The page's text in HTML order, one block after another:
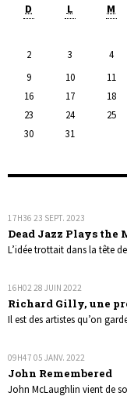
D L M
2
3 4
9
10 11
16
17 18
23
24 25
30
31
17H36 23 SEPT. 2023
Dead Jazz Plays the
L’idée trottait dans la tête
16H02 28 JUIN 2022
Richard Gilly, une
Il est des artistes qu’on
09H47 05 JANV. 2022
John Remembered
John McLaughlin vient de